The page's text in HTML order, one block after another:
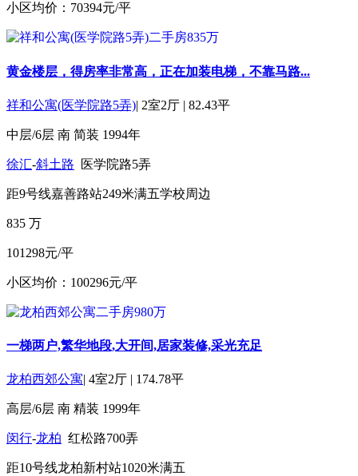
小区均价：70394元/平
黄金楼层，得房率非常高，正在加装电梯，不靠马路...
祥和公寓(医学院路5弄)| 2室2厅 | 82.43平
中层/6层 南 简装 1994年
徐汇-斜土路 医学院路5弄
距9号线嘉善路站249米满五学校周边
835 万
101298元/平
小区均价：100296元/平
一梯两户,繁华地段,大开间,居家装修,采光充足
龙柏西郊公寓| 4室2厅 | 174.78平
高层/6层 南 精装 1999年
闵行-龙柏 红松路700弄
距10号线龙柏新村站1020米满五